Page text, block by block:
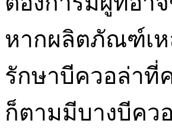
หากผลิตภัณฑ์เห
รักษาบีควอล่าที่
ก็ตามมีบางบีคว